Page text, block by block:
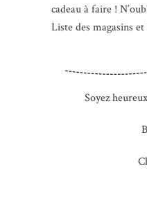
cadeau à faire !
Liste des magasins
Soyez